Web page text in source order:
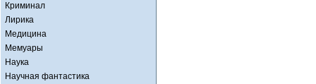
Криминал
Лирика
Медицина
Мемуары
Наука
Научная фантастика